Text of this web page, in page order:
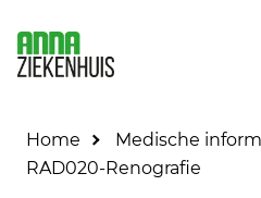
Home
Medische
RAD020-Renografie